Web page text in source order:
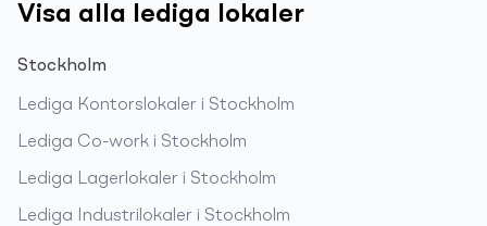
Visa alla lediga lokaler
Stockholm
Lediga Kontorslokaler i Stockholm
Lediga Co-work i Stockholm
Lediga Lagerlokaler i Stockholm
Lediga Industrilokaler i Stockholm